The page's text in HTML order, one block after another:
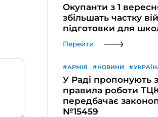
Окупанти з 1
збільшать частку
підготовки для
Перейти
АРМІЯ НОВИНИ
У Раді пропонують
правила роботи
передбачає
№15459